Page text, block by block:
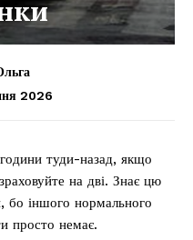
2026
туди-назад, якщо
на дві. Знає цю
бо іншого нормального
просто немає.